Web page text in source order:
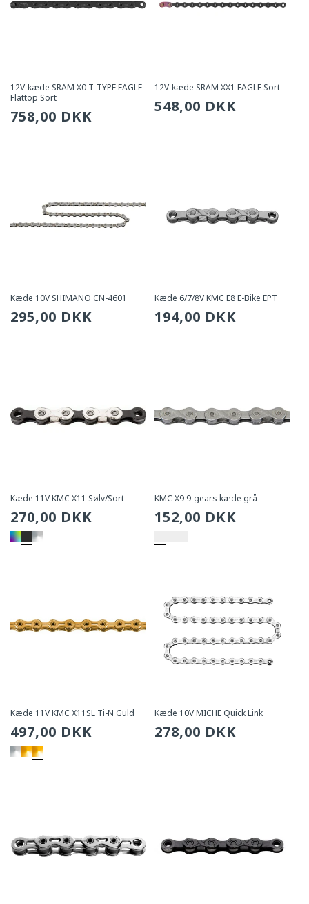
12V-kæde SRAM X0 T-TYPE EAGLE
Flattop Sort
Sædvanlig
758,00 DKK
12V-kæde SRAM XX1 EAGLE Sort
Sædvanlig
548,00 DKK
Kæde 10V SHIMANO CN-4601
Sædvanlig
295,00 DKK
Kæde 6/7/8V KMC E8 E-Bike EPT
Sædvanlig
194,00 DKK
Kæde 11V KMC X11 Sølv/Sort
Sædvanlig
pris
270,00 DKK
KMC X9 9-gears kæde grå
Sædvanlig
152,00 DKK
Kæde 11V KMC X11SL Ti-N Guld
Sædvanlig
pris
497,00 DKK
Kæde 10V MICHE Quick Link
Sædvanlig
278,00 DKK